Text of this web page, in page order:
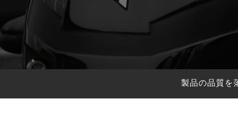
製品の品質を
OTHER その他
Editor’s Picks 編集部のおすすめ
Our Team
Our Mission 私たちの使命